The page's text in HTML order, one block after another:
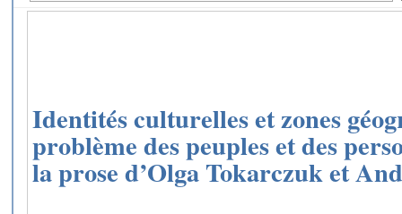
Identités culturelles et zones
problème des peuples et des
la prose d’Olga Tokarczuk et